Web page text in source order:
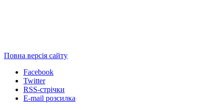
Повна версія сайту
Facebook
Twitter
RSS-стрічки
E-mail розсилка